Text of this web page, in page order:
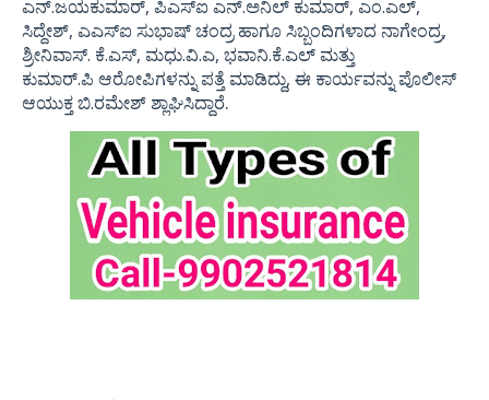
ಎನ್.ಜಯಕುಮಾರ್, ಪಿಎಸ್‍ಐ ಎನ್.ಅನಿಲ್ ಕುಮಾರ್, ಎಂ.ಎಲ್,
ಸಿದ್ದೇಶ್, ಎಎಸ್‍ಐ ಸುಭಾಷ್ ಚಂದ್ರ ಹಾಗೂ ಸಿಬ್ಬಂದಿಗಳಾದ ನಾಗೇಂದ್ರ,
ಶ್ರೀನಿವಾಸ್. ಕೆ.ಎಸ್, ಮಧು.ವಿ.ಎ, ಭವಾನಿ.ಕೆ.ಎಲ್ ಮತ್ತು
ಕುಮಾರ್.ಪಿ ಆರೋಪಿಗಳನ್ನು ಪತ್ತೆ ಮಾಡಿದ್ದು, ಈ ಕಾರ್ಯವನ್ನು ಪೊಲೀಸ್
ಆಯುಕ್ತ ಬಿ.ರಮೇಶ್ ಶ್ಲಾಘಿಸಿದ್ದಾರೆ.